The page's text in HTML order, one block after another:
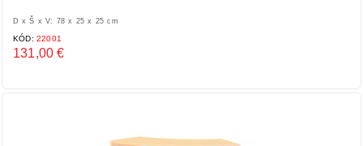
D x Š x V: 78 x 25 x 25 cm
KÓD: 22001
131,00 €